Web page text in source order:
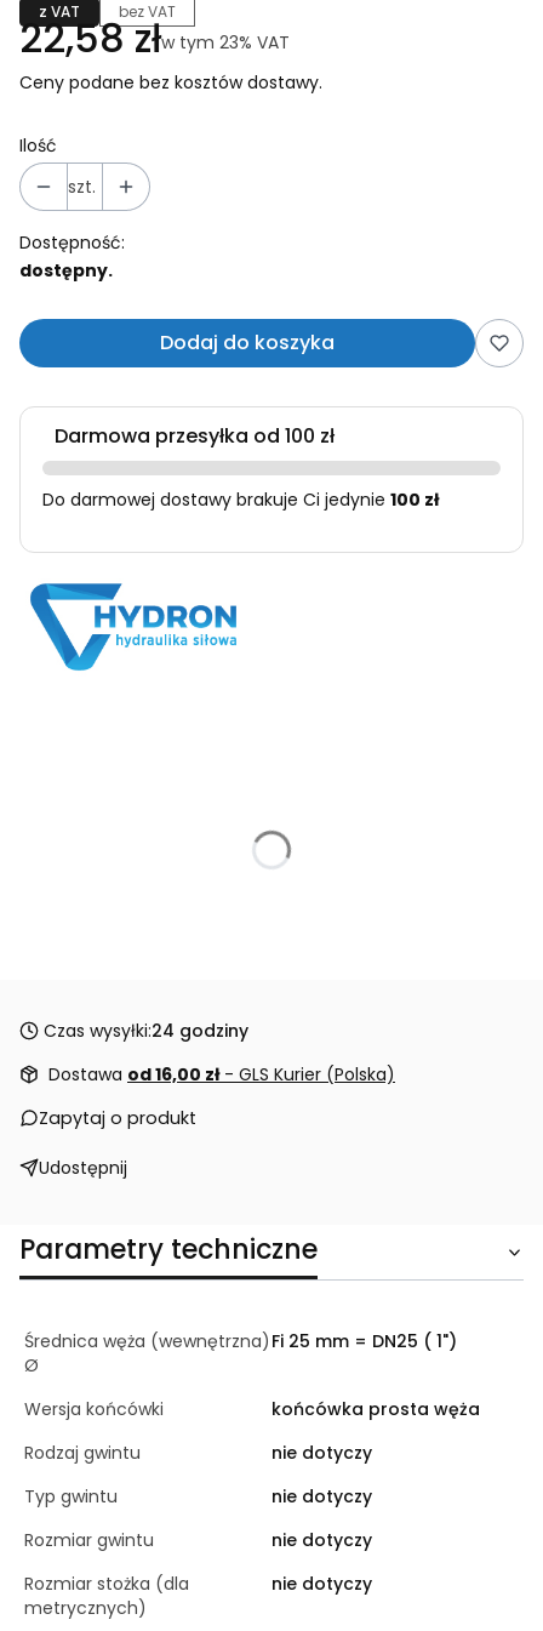
z VAT bez VAT
Cena
22,58 złw tym 23% VAT
w tym 23% VAT
Ceny podane bez kosztów dostawy.
Ilość
szt.
Dostępność:
dostępny.
Dodaj do koszyka
Darmowa przesyłka od 100 zł
Do darmowej dostawy brakuje Ci jedynie 100 zł
Czas wysyłki:24 godziny
Dostawa od 16,00 zł - GLS Kurier (Polska)
Zapytaj o produkt
Udostępnij
Parametry techniczne
Średnica węża (wewnętrzna)
Ø
Fi 25 mm = DN25 ( 1")
Wersja końcówki
końcówka prosta węża
Rodzaj gwintu
nie dotyczy
Typ gwintu
nie dotyczy
Rozmiar gwintu
nie dotyczy
Rozmiar stożka (dla
metrycznych)
nie dotyczy